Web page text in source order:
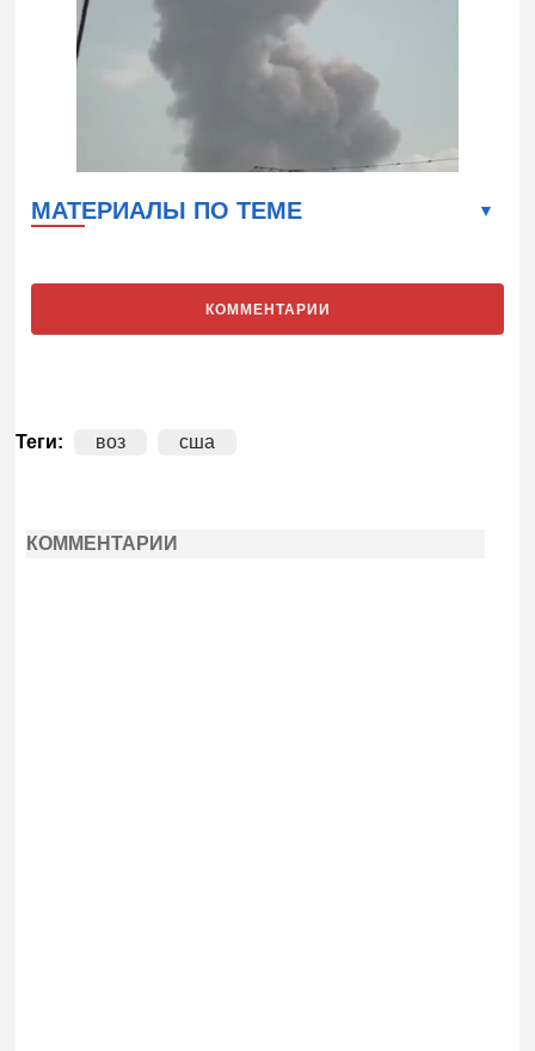
МАТЕРИАЛЫ ПО ТЕМЕ
КОММЕНТАРИИ
Теги: воз сша
КОММЕНТАРИИ